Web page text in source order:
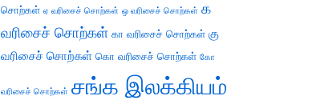
சொற்கள் ஏ வரிசைச் சொற்கள் ஒ வரிசைச் சொற்கள் க
வரிசைச் சொற்கள் கா வரிசைச் சொற்கள் கு
வரிசைச் சொற்கள் கொ வரிசைச் சொற்கள் கோ
வரிசைச் சொற்கள் சங்க இலக்கியம்